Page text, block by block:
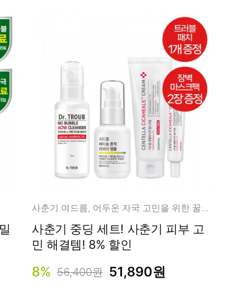
사춘기 여드름, 어두운 자국 고민을 위한 꿀팁 세트
사춘기 중딩 세트! 사춘기 피부 고
민 해결템! 8% 할인
8% 56,400원 51,890원